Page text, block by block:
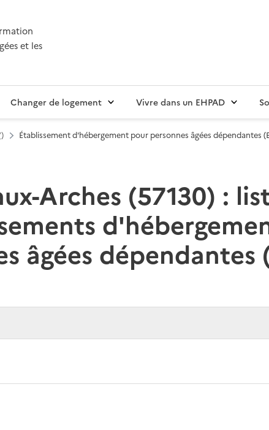
et les
Changer de logement Vivre dans un EHPAD
Établissement d'hébergement pour personnes âgées dépendantes
Arches (57130) :
âgées dépendantes